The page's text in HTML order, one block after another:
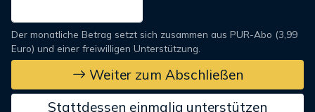
Der monatliche Betrag setzt sich zusammen aus PUR-Abo (3,99
Euro) und einer freiwilligen Unterstützung.
Weiter zum Abschließen
Stattdessen einmalig unterstützen